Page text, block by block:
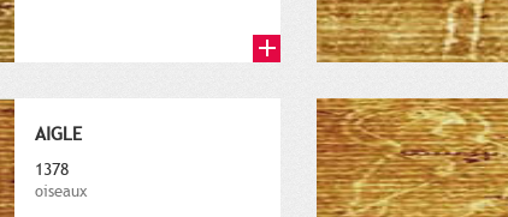
AIGLE
1378
oiseaux